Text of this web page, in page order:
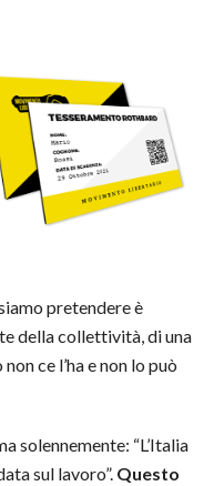
pretendere è
della collettività, di una
ce l’ha e non lo può
solennemente: “L’Italia
sul lavoro”. Questo